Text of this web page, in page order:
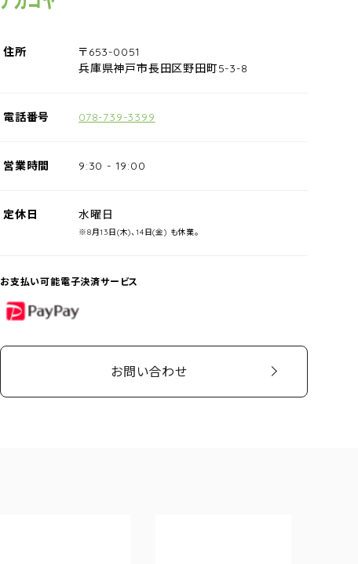
住所
〒653-0051
兵庫県神戸市長田区野田町5-3-8
電話番号 078-739-3399
営業時間 9:30 - 19:00
定休日 水曜日
※8月13日(木)、14日(金) も休業。
お支払い可能電子決済サービス
PayPay
お問い合わせ